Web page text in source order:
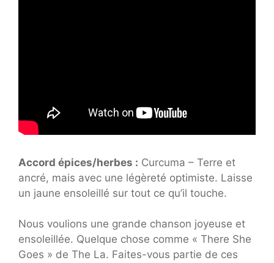
Accord épices/herbes : Curcuma – Terre et
ancré, mais avec une légèreté optimiste. Laisse
un jaune ensoleillé sur tout ce qu’il touche.
Nous voulions une grande chanson joyeuse et
ensoleillée. Quelque chose comme « There She
Goes » de The La. Faites-vous partie de ces